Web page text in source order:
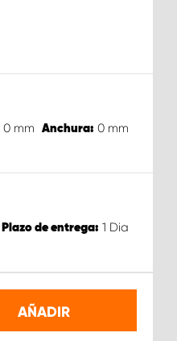
0 mm Anchura: 0 mm
Plazo de entrega: 1 Dia
AÑADIR